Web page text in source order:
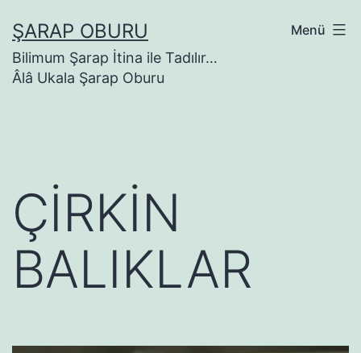
geçŞARAP OBURU
Bilimum Şarap İtina ile Tadılır…
Âlâ Ukala Şarap Oburu
Menü
ÇİRKİN
BALIKLAR